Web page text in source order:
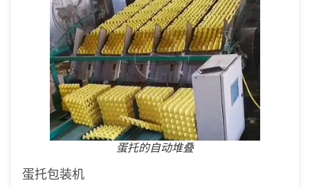
蛋托的自动堆叠
蛋托包装机